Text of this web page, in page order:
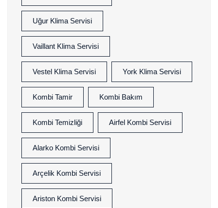
Uğur Klima Servisi
Vaillant Klima Servisi
Vestel Klima Servisi York Klima Servisi
Kombi Tamir Kombi Bakım
Kombi Temizliği Airfel Kombi Servisi
Alarko Kombi Servisi
Arçelik Kombi Servisi
Ariston Kombi Servisi